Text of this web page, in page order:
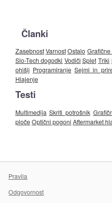
Članki
ZasebnostVarnostOstalo
Slo-Tech dogodki Vodiči Splet Triki
ohišij Programiranje Sejmi in
Hlajenje
Testi
Multimedija Skriti potrošnik
pločeOptični pogoni Aftermarket
Pravila
Odgovornost